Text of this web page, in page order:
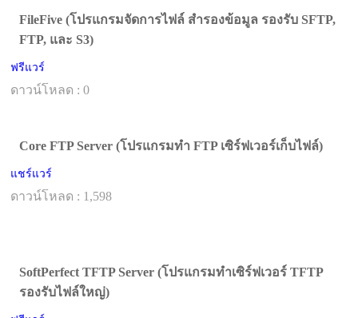
FileFive (โปรแกรมจัดการไฟล์ สำรองข้อมูล รองรับ SFTP,
FTP, และ S3)
ฟรีแวร์
ดาวน์โหลด : 0
Core FTP Server (โปรแกรมทำ FTP เซิร์ฟเวอร์เก็บไฟล์)
แชร์แวร์
ดาวน์โหลด : 1,598
SoftPerfect TFTP Server (โปรแกรมทำเซิร์ฟเวอร์ TFTP
รองรับไฟล์ใหญ่)